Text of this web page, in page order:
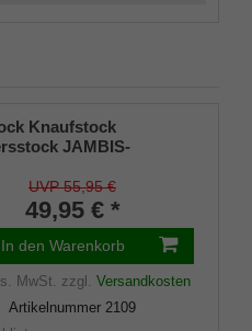
Knaufstock
JAMBIS-
als Knauf, aufgesetzt
Stock aus leichtem
stabilem Jambis-
inklusiv
UVP 55,95 €
49,95 € *
In den Warenkorb
MwSt. zzgl. Versandkosten
Artikelnummer 2109